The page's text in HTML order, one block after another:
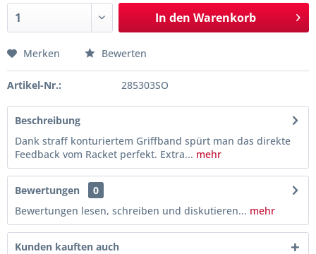
In den Warenkorb
Merken Bewerten
Artikel-Nr.: 285303SO
Beschreibung
Dank straff konturiertem Griffband spürt man das direkte
Feedback vom Racket perfekt. Extra... mehr
Bewertungen
0
Bewertungen lesen, schreiben und diskutieren... mehr
Kunden kauften auch